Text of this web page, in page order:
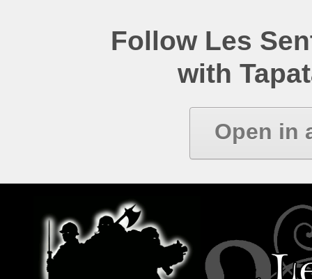
Follow Les
with
Open in